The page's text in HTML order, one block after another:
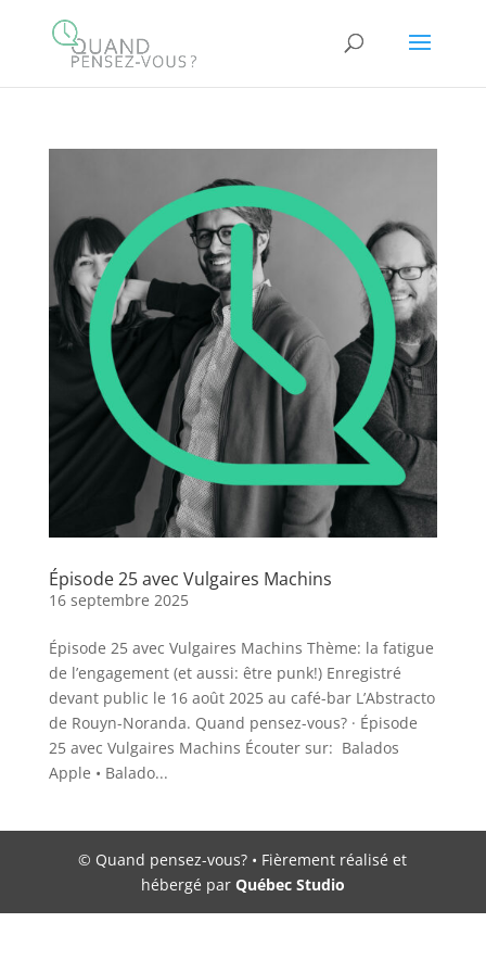
Épisode 25 avec Vulgaires Machins
16 septembre 2025
Épisode 25 avec Vulgaires Machins Thème: la fatigue
de l’engagement (et aussi: être punk!) Enregistré
devant public le 16 août 2025 au café-bar L’Abstracto
de Rouyn-Noranda. Quand pensez-vous? · Épisode
25 avec Vulgaires Machins Écouter sur: Balados
Apple • Balado...
© Quand pensez-vous? • Fièrement réalisé et
hébergé par Québec Studio